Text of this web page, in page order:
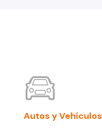
Autos y Vehículos